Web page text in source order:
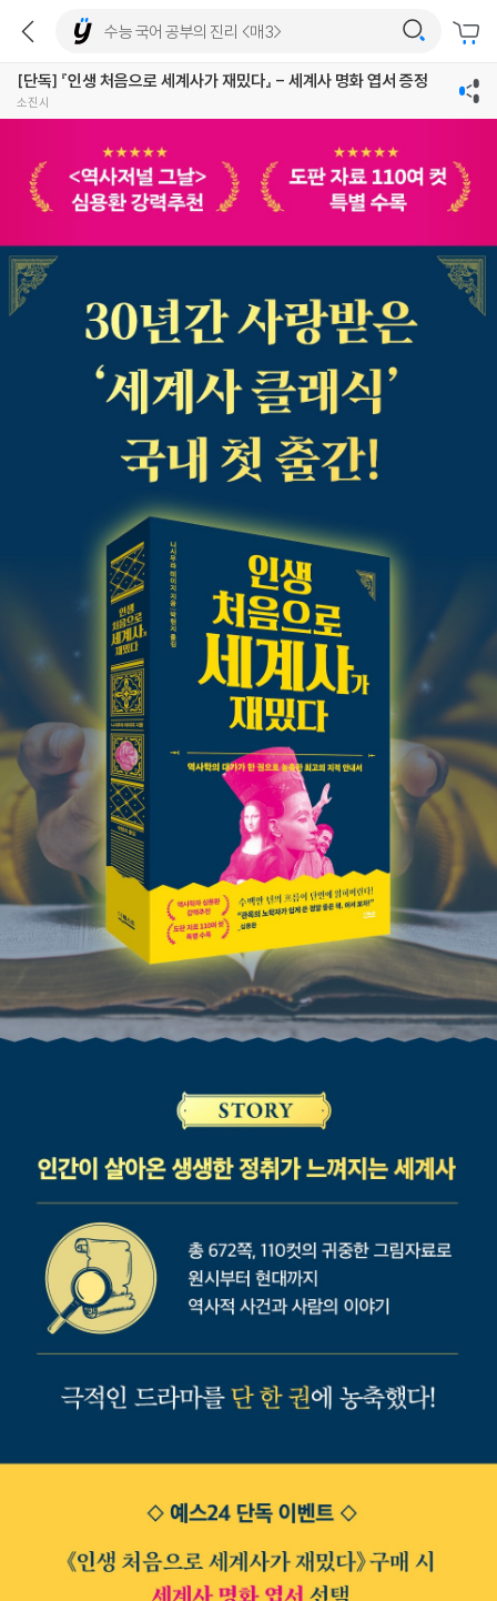
[단독] 『인생 처음으로 세계사가 재밌다』 - 세계사 명화 엽서 증정
소진시